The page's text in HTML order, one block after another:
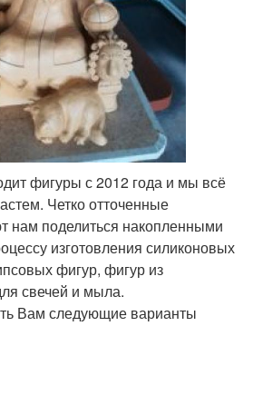
фигуры с 2012 года и мы всё
Четко отточенные
нам поделиться накопленными
изготовления силиконовых
фигур, фигур из
свечей и мыла.
Вам следующие варианты